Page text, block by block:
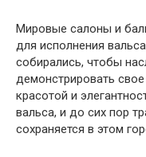
Мировые салоны и
для исполнения
собирались, чтобы
демонстрировать
красотой и
вальса, и до сих пор
сохраняется в этом